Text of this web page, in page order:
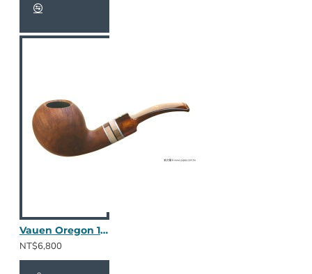
Vauen Oregon 113
NT$6,800